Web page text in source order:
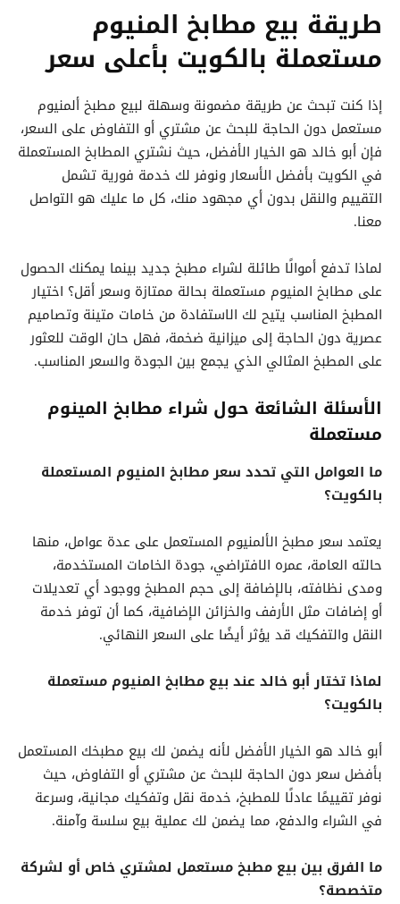
طريقة بيع مطابخ المنيوم
مستعملة بالكويت بأعلى سعر
إذا كنت تبحث عن طريقة مضمونة وسهلة لبيع مطبخ ألمنيوم
مستعمل دون الحاجة للبحث عن مشتري أو التفاوض على السعر،
فإن أبو خالد هو الخيار الأفضل، حيث نشتري المطابخ المستعملة
في الكويت بأفضل الأسعار ونوفر لك خدمة فورية تشمل
التقييم والنقل بدون أي مجهود منك، كل ما عليك هو التواصل
معنا.
لماذا تدفع أموالًا طائلة لشراء مطبخ جديد بينما يمكنك الحصول
على مطابخ المنيوم مستعملة بحالة ممتازة وسعر أقل؟ اختيار
المطبخ المناسب يتيح لك الاستفادة من خامات متينة وتصاميم
عصرية دون الحاجة إلى ميزانية ضخمة، فهل حان الوقت للعثور
على المطبخ المثالي الذي يجمع بين الجودة والسعر المناسب.
الأسئلة الشائعة حول شراء مطابخ المينوم
مستعملة
ما العوامل التي تحدد سعر مطابخ المنيوم المستعملة
بالكويت؟
يعتمد سعر مطبخ الألمنيوم المستعمل على عدة عوامل، منها
حالته العامة، عمره الافتراضي، جودة الخامات المستخدمة،
ومدى نظافته، بالإضافة إلى حجم المطبخ ووجود أي تعديلات
أو إضافات مثل الأرفف والخزائن الإضافية، كما أن توفر خدمة
النقل والتفكيك قد يؤثر أيضًا على السعر النهائي.
لماذا تختار أبو خالد عند بيع مطابخ المنيوم مستعملة
بالكويت؟
أبو خالد هو الخيار الأفضل لأنه يضمن لك بيع مطبخك المستعمل
بأفضل سعر دون الحاجة للبحث عن مشتري أو التفاوض، حيث
نوفر تقييمًا عادلًا للمطبخ، خدمة نقل وتفكيك مجانية، وسرعة
في الشراء والدفع، مما يضمن لك عملية بيع سلسة وآمنة.
ما الفرق بين بيع مطبخ مستعمل لمشتري خاص أو لشركة
متخصصة؟